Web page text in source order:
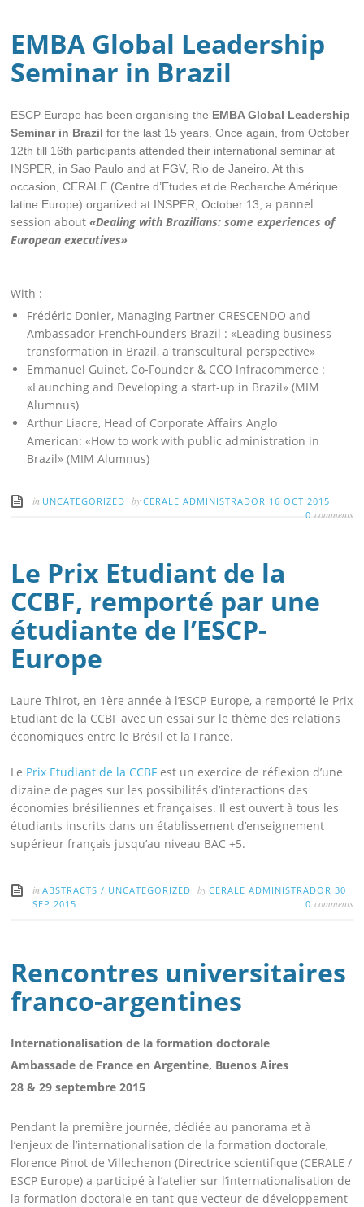
EMBA Global Leadership
Seminar in Brazil
ESCP Europe has been organising the EMBA Global Leadership
Seminar in Brazil for the last 15 years. Once again, from October
12th till 16th participants attended their international seminar at
INSPER, in Sao Paulo and at FGV, Rio de Janeiro. At this
occasion, CERALE (Centre d’Etudes et de Recherche Amérique
latine Europe) organized at INSPER, October 13, a pannel
session about«Dealing with Brazilians: some experiences of
European executives»
With :
Frédéric Donier, Managing Partner CRESCENDO and
Ambassador FrenchFounders Brazil : «Leading business
transformation in Brazil, a transcultural perspective»
Emmanuel Guinet, Co-Founder & CCO Infracommerce :
«Launching and Developing a start-up in Brazil» (MIM
Alumnus)
Arthur Liacre, Head of Corporate Affairs Anglo
American: «How to work with public administration in
Brazil» (MIM Alumnus)
in UNCATEGORIZED byCERALE ADMINISTRADOR 16 OCT 2015
0 comments
Le Prix Etudiant de la
CCBF, remporté par une
étudiante de l’ESCP-
Europe
Laure Thirot, en 1ère année à l’ESCP-Europe, a remporté le Prix
Etudiant de la CCBF avec un essai sur le thème des relations
économiques entre le Brésil et la France.
Le Prix Etudiant de la CCBF est un exercice de réflexion d’une
dizaine de pages sur les possibilités d’interactions des
économies brésiliennes et françaises. Il est ouvert à tous les
étudiants inscrits dans un établissement d’enseignement
supérieur français jusqu’au niveau BAC +5.
inABSTRACTS / UNCATEGORIZED byCERALE ADMINISTRADOR30
SEP 2015
0 comments
Rencontres universitaires
franco-argentines
Internationalisation de la formation doctorale
Ambassade de France en Argentine, Buenos Aires
28 & 29 septembre 2015
Pendant la première journée, dédiée au panorama et à
l’enjeux de l’internationalisation de la formation doctorale,
Florence Pinot de Villechenon (Directrice scientifique (CERALE /
ESCP Europe) a participé à l’atelier sur l’internationalisation de
la formation doctorale en tant que vecteur de développement